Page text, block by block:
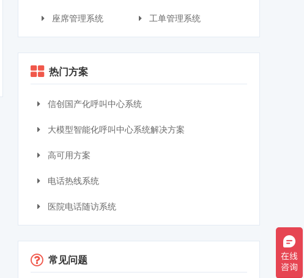
座席管理系统 工单管理系统
热门方案
信创国产化呼叫中心系统
大模型智能化呼叫中心系统解决方案
高可用方案
电话热线系统
医院电话随访系统
常见问题